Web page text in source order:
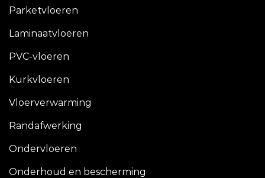
Parketvloeren
Laminaatvloeren
PVC-vloeren
Kurkvloeren
Vloerverwarming
Randafwerking
Ondervloeren
Onderhoud en bescherming